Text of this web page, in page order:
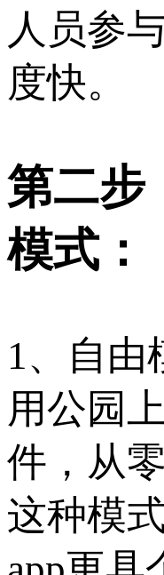
人员参
度快。
第二步
模式：
1、自由
用公园
件，从
这种模